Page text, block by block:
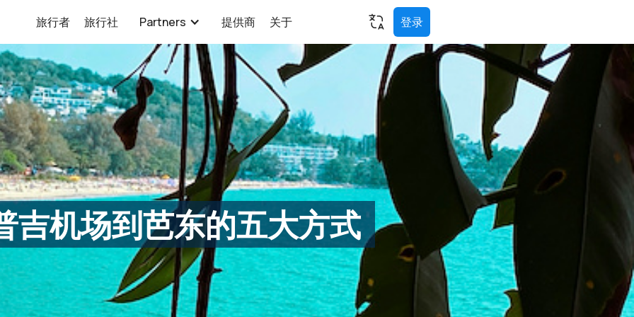
旅行者 旅行社 Partners 提供商 关于 登录
吉机场到芭东的五大方式